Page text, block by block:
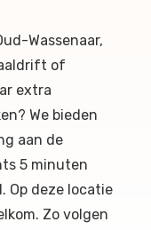
Wassenaar,
of
extra
We bieden
aan de
5 minuten
Op deze locatie
Zo volgen